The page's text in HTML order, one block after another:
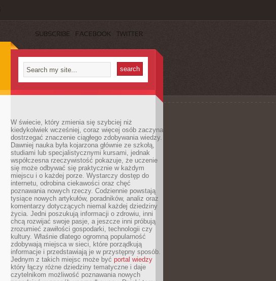
SUBSCRIBE FACEBOOK TWITTER
W świecie, który zmienia się szybciej niż
kiedykolwiek wcześniej, coraz więcej osób zaczyna
dostrzegać znaczenie ciągłego zdobywania wiedzy.
Dawniej nauka była kojarzona głównie ze szkołą,
studiami lub specjalistycznymi kursami, jednak
współczesna rzeczywistość pokazuje, że uczenie
się może odbywać się praktycznie w każdym
miejscu i o każdej porze. Wystarczy dostęp do
internetu, odrobina ciekawości oraz chęć
poznawania nowych rzeczy. Codziennie powstają
tysiące nowych artykułów, poradników, analiz oraz
komentarzy dotyczących niemal każdej dziedziny
życia. Jedni poszukują informacji o zdrowiu, inni
chcą rozwijać swoje pasje, a jeszcze inni próbują
zrozumieć zawiłości gospodarki, technologii czy
kultury. Właśnie dlatego ogromną popularność
zdobywają miejsca w sieci, które porządkują
informacje i przedstawiają je w przystępny sposób.
Jednym z takich miejsc może być portal wiedzy
który łączy różne dziedziny tematyczne i daje
czytelnikom możliwość poznawania nowych